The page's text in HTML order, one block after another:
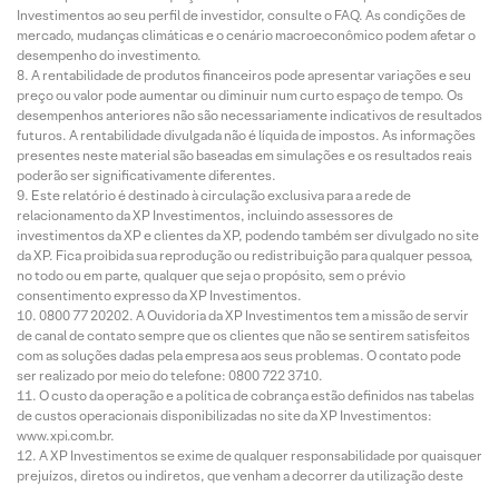
Investimentos ao seu perfil de investidor, consulte o FAQ. As condições de
mercado, mudanças climáticas e o cenário macroeconômico podem afetar o
desempenho do investimento.
A rentabilidade de produtos financeiros pode apresentar variações e seu
preço ou valor pode aumentar ou diminuir num curto espaço de tempo. Os
desempenhos anteriores não são necessariamente indicativos de resultados
futuros. A rentabilidade divulgada não é líquida de impostos. As informações
presentes neste material são baseadas em simulações e os resultados reais
poderão ser significativamente diferentes.
Este relatório é destinado à circulação exclusiva para a rede de
relacionamento da XP Investimentos, incluindo assessores de
investimentos da XP e clientes da XP, podendo também ser divulgado no site
da XP. Fica proibida sua reprodução ou redistribuição para qualquer pessoa,
no todo ou em parte, qualquer que seja o propósito, sem o prévio
consentimento expresso da XP Investimentos.
0800 77 20202. A Ouvidoria da XP Investimentos tem a missão de servir
de canal de contato sempre que os clientes que não se sentirem satisfeitos
com as soluções dadas pela empresa aos seus problemas. O contato pode
ser realizado por meio do telefone: 0800 722 3710.
O custo da operação e a política de cobrança estão definidos nas tabelas
de custos operacionais disponibilizadas no site da XP Investimentos:
www.xpi.com.br.
A XP Investimentos se exime de qualquer responsabilidade por quaisquer
prejuízos, diretos ou indiretos, que venham a decorrer da utilização deste